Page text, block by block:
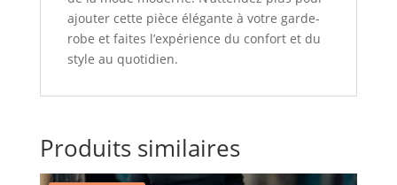
ajouter cette pièce élégante à votre garde-
robe et faites l’expérience du confort et du
style au quotidien.
Produits similaires